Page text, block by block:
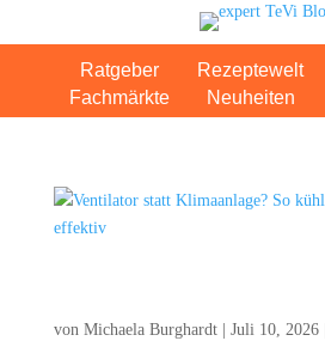
Ratgeber Rezeptewelt
Fachmärkte
Neuheiten
von Michaela Burghardt| Juli 10, 2026|